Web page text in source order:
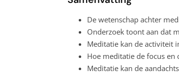
De wetenschap achter
Onderzoek toont aan dat
Meditatie kan de activiteit
Hoe meditatie de focus en
Meditatie kan de